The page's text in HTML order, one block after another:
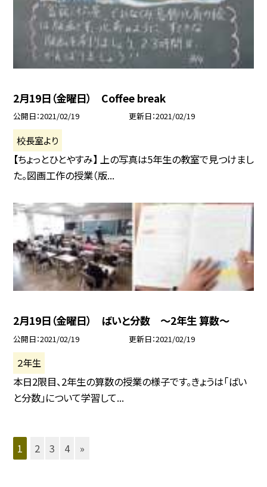
2月19日（金曜日） Coffee break
公開日 2021/02/19 更新日 2021/02/19
校長室より
【ちょっとひとやすみ】 上の写真は5年生の教室で見つけまし
た。図画工作の授業（版...
2月19日（金曜日） ばいと分数 〜2年生 算数〜
公開日 2021/02/19 更新日 2021/02/19
２年生
本日2限目、2年生の算数の授業の様子です。きょうは「ばい
と分数」について学習して...
1 2 3 4 »